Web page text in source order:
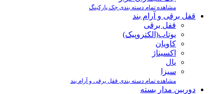
مشاهده تمام دسته بندی جک پارکینگ
قفل برقی و آرام بند
قفل برقی
یوتاب(الکتروپیک)
کاویان
اکسیناژ
یال
سیزا
مشاهده تمام دسته بندی قفل برقی و آرام بند
دوربین مدار بسته